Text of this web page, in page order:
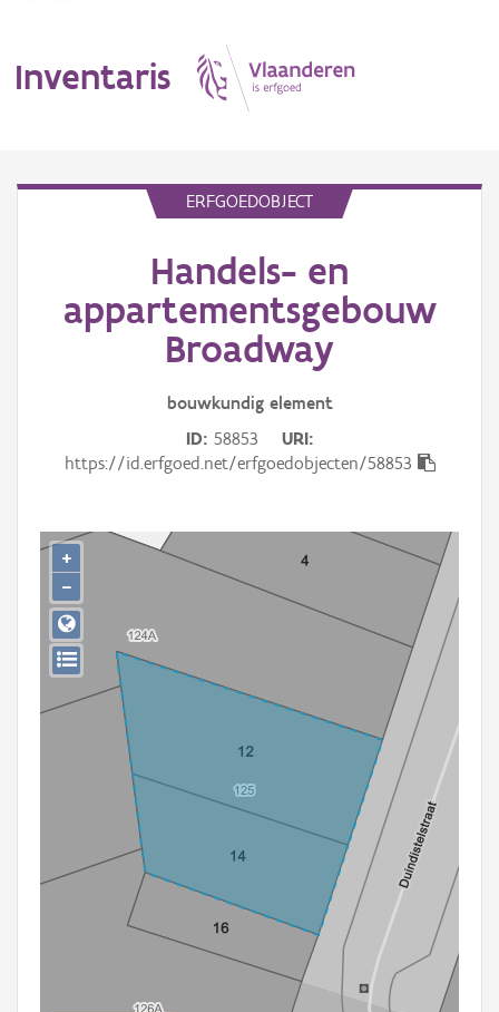
Inventaris
Aanduidingsobject
Gebeurtenis
Downloads
Hergebruik
Aanmelden
ERFGOEDOBJECT
Handels- en
appartementsgebouw
Broadway
bouwkundig element
ID 58853
URI
https://id.erfgoed.net/erfgoedobjecten/58853
+
−